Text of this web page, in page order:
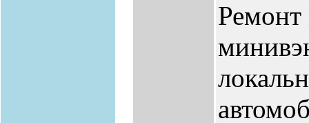
Ремонт